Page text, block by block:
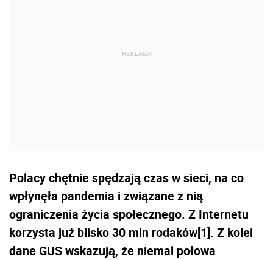
Polacy chętnie spędzają czas w sieci, na co
wpłynęła pandemia i związane z nią
ograniczenia życia społecznego. Z Internetu
korzysta już blisko 30 mln rodaków[1]. Z kolei
dane GUS wskazują, że niemal połowa